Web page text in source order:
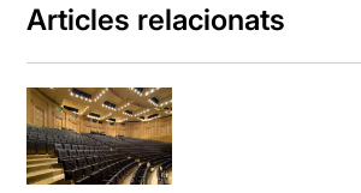
Articles relacionats